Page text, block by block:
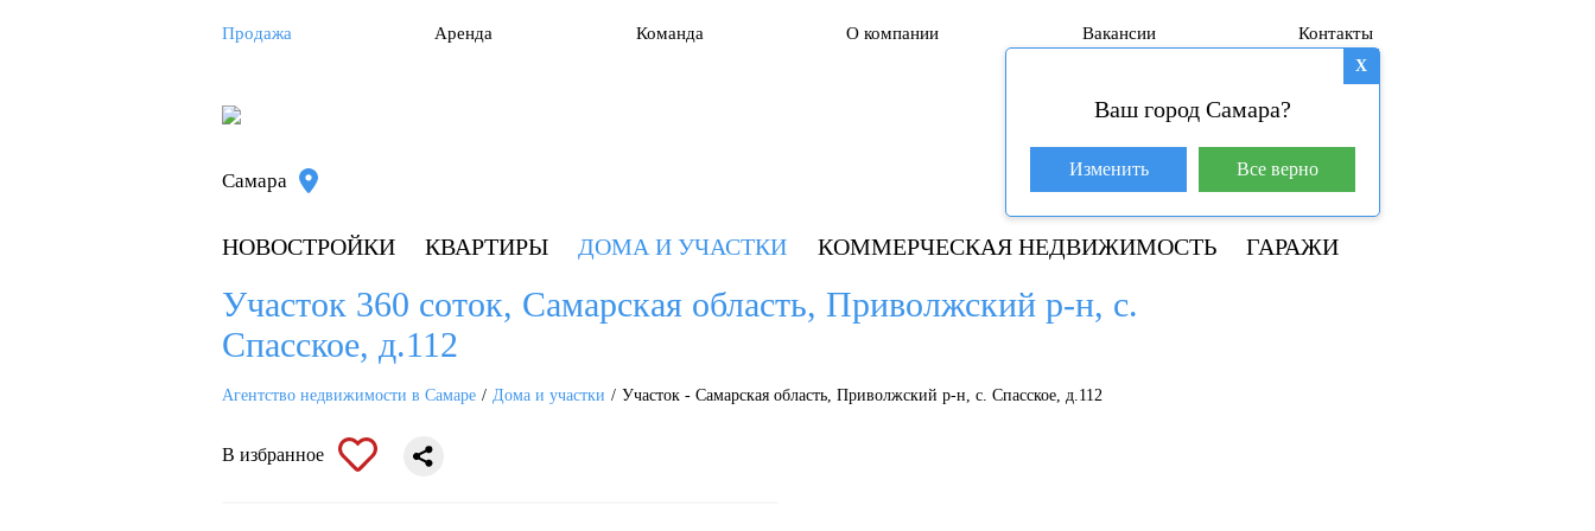
Продажа Аренда Команда О компании Вакансии Контакты
База покупателей (602)
Самара 8 800 250-04-53
НОВОСТРОЙКИ КВАРТИРЫ ДОМА И УЧАСТКИ КОММЕРЧЕСКАЯ НЕДВИЖИМОСТЬ ГАРАЖИ
X
Ваш город Самара?
Изменить Все верно
Участок 360 соток, Самарская область, Приволжский р-н, с.
Спасское, д.112
Агентство недвижимости в Самаре Дома и участки Участок - Самарская область, Приволжский р-н, с. Спасское, д.112
В избранное